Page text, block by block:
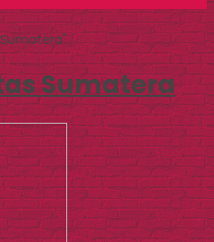
Sumatera